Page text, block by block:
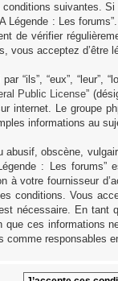
suivantes.
Légende : Les
de vérifier
vous acceptez
“ils”, “eux”, “leur”,
Public License”
internet. Le groupe
informations au
obscène,
: Les
à votre fournisseur
conditions. Vous
nécessaire. En tant
ces informations
comme